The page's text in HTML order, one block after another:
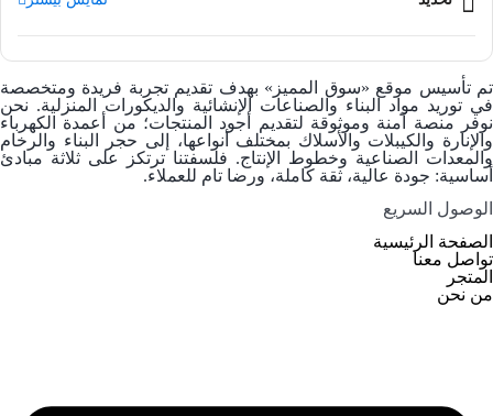
تم تأسيس موقع «سوق المميز» بهدف تقديم تجربة فريدة ومتخصصة
في توريد مواد البناء والصناعات الإنشائية والديكورات المنزلية. نحن
نوفر منصة آمنة وموثوقة لتقديم أجود المنتجات؛ من
أعمدة الكهرباء
والإنارة و الكيبلات والأسلاك بمختلف أنواعها، إلى حجر البناء والرخام
والمعدات الصناعية وخطوط الإنتاج. فلسفتنا ترتكز على ثلاثة مبادئ
أساسية: جودة عالية، ثقة كاملة، ورضا تام للعملاء.
الوصول السریع
الصفحة الرئيسية
تواصل معنا
المتجر
من نحن